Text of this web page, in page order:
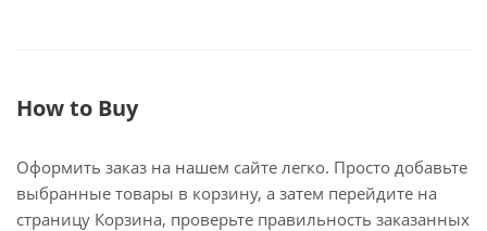
How to Buy
Оформить заказ на нашем сайте легко. Просто добавьте
выбранные товары в корзину, а затем перейдите на
страницу Корзина, проверьте правильность заказанных